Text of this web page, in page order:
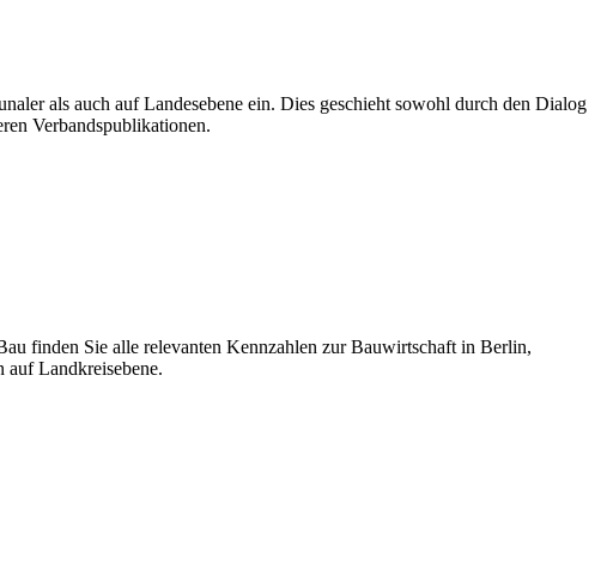
als auch auf Landesebene ein. Dies geschieht sowohl durch den Dialog
Verbandspublikationen.
finden Sie alle relevanten Kennzahlen zur Bauwirtschaft in Berlin,
auf Landkreisebene.